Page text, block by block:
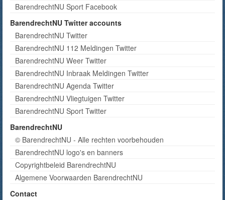
BarendrechtNU Sport Facebook
BarendrechtNU Twitter accounts
BarendrechtNU Twitter
BarendrechtNU 112 Meldingen Twitter
BarendrechtNU Weer Twitter
BarendrechtNU Inbraak Meldingen Twitter
BarendrechtNU Agenda Twitter
BarendrechtNU Vliegtuigen Twitter
BarendrechtNU Sport Twitter
BarendrechtNU
© BarendrechtNU - Alle rechten voorbehouden
BarendrechtNU logo's en banners
Copyrightbeleid BarendrechtNU
Algemene Voorwaarden BarendrechtNU
Contact